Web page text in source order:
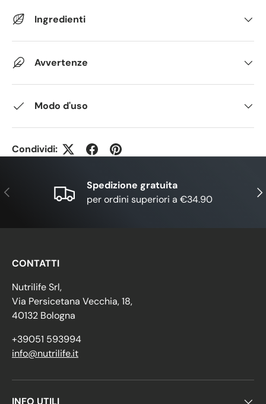
Ingredienti
Avvertenze
Modo d'uso
Condividi:
Indietro
Spedizione gratuita
per ordini superiori a €34.90
CONTATTI
Nutrilife Srl,
Via Persicetana Vecchia, 18,
40132 Bologna
+39051 593994
info@nutrilife.it
INFO UTILI